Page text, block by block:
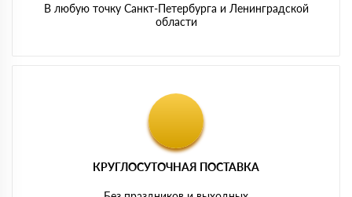
В любую точку Санкт-Петербурга и Ленинградской
области
КРУГЛОСУТОЧНАЯ ПОСТАВКА